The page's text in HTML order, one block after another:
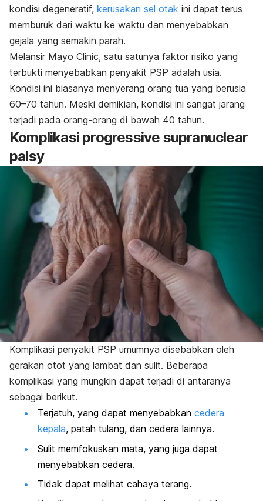
kondisi degeneratif, kerusakan sel otak ini dapat terus
memburuk dari waktu ke waktu dan menyebabkan
gejala yang semakin parah.
Melansir Mayo Clinic, satu satunya faktor risiko yang
terbukti menyebabkan penyakit PSP adalah usia.
Kondisi ini biasanya menyerang orang tua yang berusia
60–70 tahun. Meski demikian, kondisi ini sangat jarang
terjadi pada orang-orang di bawah 40 tahun.
Komplikasi progressive supranuclear
palsy
Komplikasi penyakit PSP umumnya disebabkan oleh
gerakan otot yang lambat dan sulit. Beberapa
komplikasi yang mungkin dapat terjadi di antaranya
sebagai berikut.
Terjatuh, yang dapat menyebabkan cedera
kepala, patah tulang, dan cedera lainnya.
Sulit memfokuskan mata, yang juga dapat
menyebabkan cedera.
Tidak dapat melihat cahaya terang.